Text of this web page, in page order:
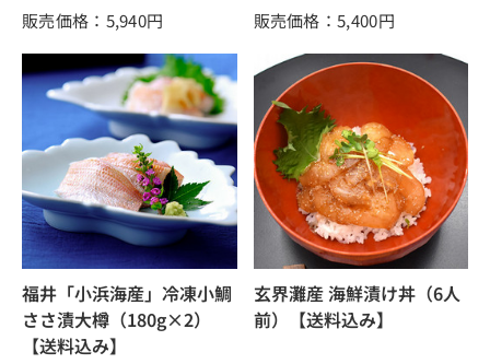
販売価格：5,940円 販売価格：5,400円
福井「小浜海産」冷凍小鯛
ささ漬大樽（180g×2）
【送料込み】
玄界灘産 海鮮漬け丼（6人
前）【送料込み】